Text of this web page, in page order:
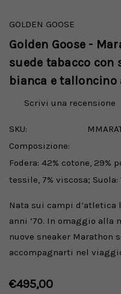
GOLDEN GOOSE
Golden Goose -
suede tabacco con
bianca e talloncino
Scrivi una recensione
SKU:
Composizione:
Fodera: 42% cotone, 29%
tessile, 7% viscosa; Suola:
Nata sui campi d’atletica
anni ‘70. In omaggio alla
nuove sneaker Marathon
accompagnarti nel
€495,00